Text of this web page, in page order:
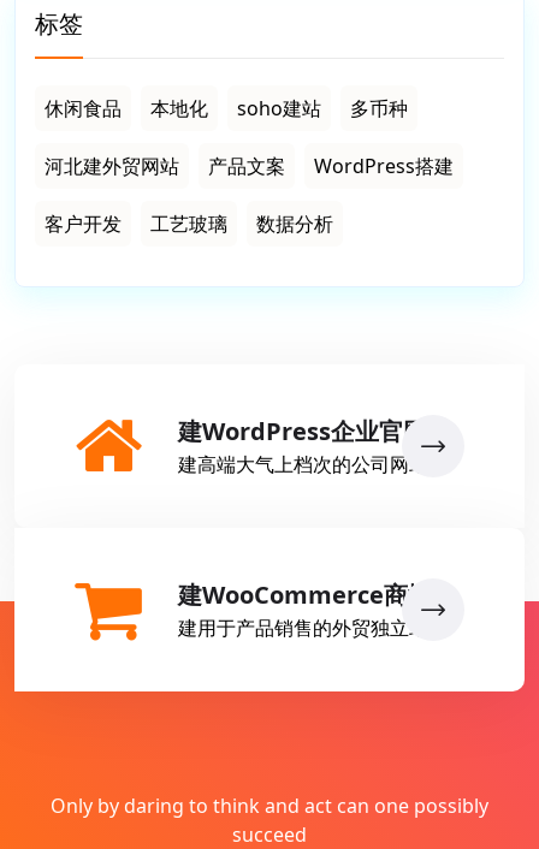
标签
休闲食品 本地化 soho建站 多币种
河北建外贸网站 产品文案 WordPress搭建
客户开发 工艺玻璃 数据分析
建WordPress企业官网
建高端大气上档次的公司网站
建WooCommerce商城
建用于产品销售的外贸独立站
Only by daring to think and act can one possibly
succeed